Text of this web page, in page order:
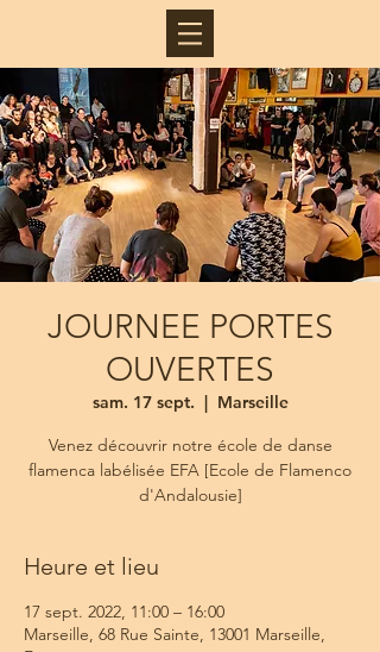
JOURNEE PORTES
OUVERTES
sam. 17 sept.
  |
Marseille
Venez découvrir notre école de danse
flamenca labélisée EFA [Ecole de Flamenco
d'Andalousie]
Heure et lieu
17 sept. 2022, 11:00 – 16:00
Marseille, 68 Rue Sainte, 13001 Marseille,